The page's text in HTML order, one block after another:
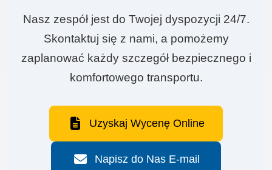
Nasz zespół jest do Twojej dyspozycji 24/7.
Skontaktuj się z nami, a pomożemy
zaplanować każdy szczegół bezpiecznego i
komfortowego transportu.
Uzyskaj Wycenę Online
Napisz do Nas E-mail